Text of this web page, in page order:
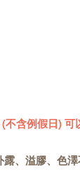
含例假日)
、溢膠、色